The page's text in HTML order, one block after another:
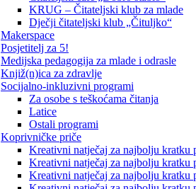
KRUG – Čitateljski klub za mlade
Dječji čitateljski klub „Čituljko“
Makerspace
Posjetitelj za 5!
Medijska pedagogija za mlade i odrasle
Knjiž(n)ica za zdravlje
Socijalno-inkluzivni programi
Za osobe s teškoćama čitanja
Latice
Ostali programi
Koprivničke priče
Kreativni natječaj za najbolju kratku
Kreativni natječaj za najbolju kratku
Kreativni natječaj za najbolju